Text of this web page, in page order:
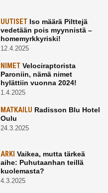
UUTISETIso määrä Pilttejä
vedetään pois myynnistä –
homemyrkkyriski!
12.4.2025
NIMETVelociraptorista
Paroniin, nämä nimet
hylättiin vuonna 2024!
1.4.2025
MATKAILU Radisson Blu Hotel
Oulu
24.3.2025
ARKI Vaikea, mutta tärkeä
aihe: Puhutaanhan teillä
kuolemasta?
4.3.2025